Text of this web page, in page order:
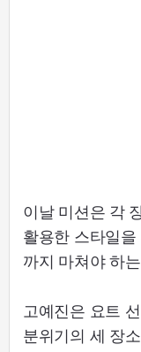
이날 미션은 각
활용한 스타일
까지 마쳐야 하
고예진은 요트
분위기의 세 장